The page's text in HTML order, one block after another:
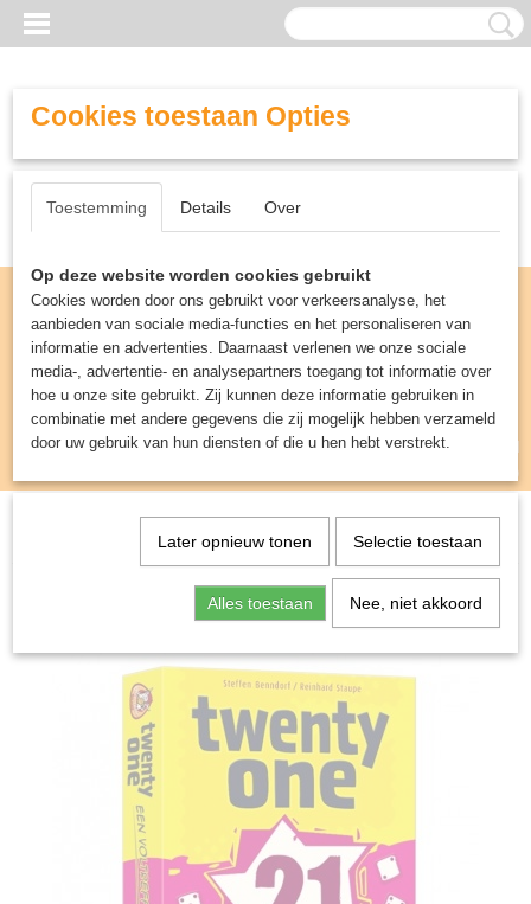
Inloggen Registreren
UW WINKELWAGEN
(0)
Spellen & Puzzels> Twenty One (21) - Kaartspel
Cookies toestaan Opties
Toestemming Details Over
Op deze website worden cookies gebruikt
Cookies worden door ons gebruikt voor verkeersanalyse, het
aanbieden van sociale media-functies en het personaliseren van
informatie en advertenties. Daarnaast verlenen we onze sociale
media-, advertentie- en analysepartners toegang tot informatie over
hoe u onze site gebruikt. Zij kunnen deze informatie gebruiken in
combinatie met andere gegevens die zij mogelijk hebben verzameld
door uw gebruik van hun diensten of die u hen hebt verstrekt.
Later opnieuw tonen Selectie toestaan
Alles toestaan Nee, niet akkoord